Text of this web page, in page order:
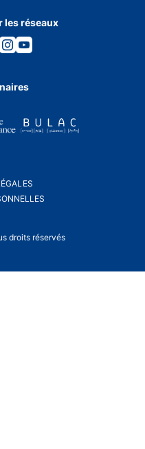
les réseaux
Lien
vers
Youtube.
droits réservés